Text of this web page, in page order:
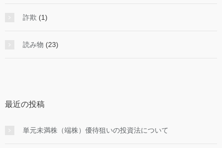
詐欺 (1)
読み物 (23)
最近の投稿
単元未満株（端株）優待狙いの投資法について